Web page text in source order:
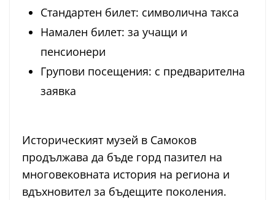
Стандартен билет: символична такса
Намален билет: за учащи и
пенсионери
Групови посещения: с предварителна
заявка
Историческият музей в Самоков
продължава да бъде горд пазител на
многовековната история на региона и
вдъхновител за бъдещите поколения.